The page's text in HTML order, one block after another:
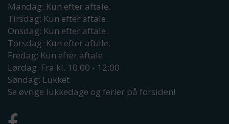
Mandag: Kun efter aftale.
Tirsdag: Kun efter aftale.
Onsdag: Kun efter aftale.
Torsdag: Kun efter aftale.
Fredag: Kun efter aftale.
Lørdag: Fra kl. 10:00 - 12:00
Søndag: Lukket
Se øvrige lukkedage og ferier på forsiden!